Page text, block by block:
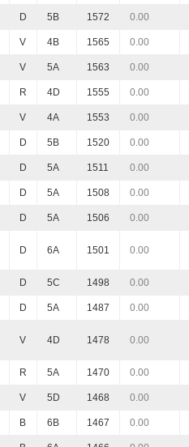
D 5B 1572 0.00
V 4B 1565 0.00
V 5A 1563 0.00
R 4D 1555 0.00
V 4A 1553 0.00
D 5B 1520 0.00
D 5A 1511 0.00
D 5A 1508 0.00
D 5A 1506 0.00
D 6A 1501 0.00
D 5C 1498 0.00
D 5A 1487 0.00
V 4D 1478 0.00
R 5A 1470 0.00
V 5D 1468 0.00
B 6B 1467 0.00